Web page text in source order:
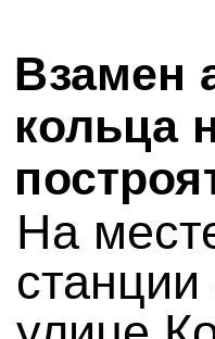
Взамен
кольца
На